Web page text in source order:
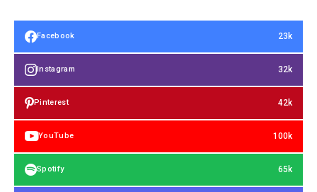
Facebook 23k
Instagram 32k
Pinterest 42k
YouTube 100k
Spotify 65k